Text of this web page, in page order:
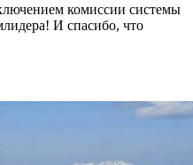
комиссии системы
И спасибо, что